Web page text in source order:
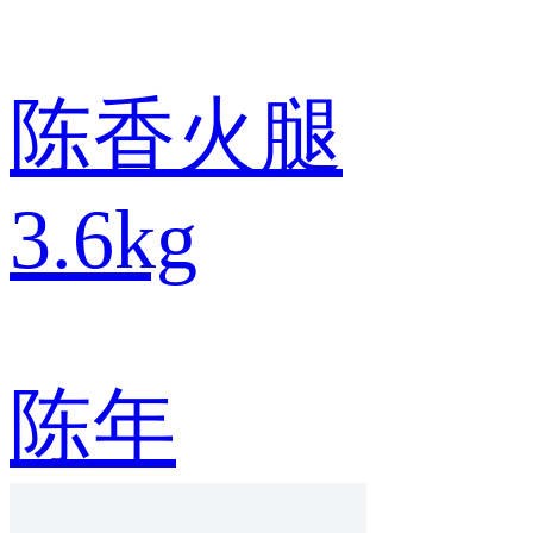
陈香火腿
3.6kg
陈年